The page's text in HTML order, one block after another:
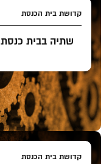
קדושת בית הכנסת
שתיה בבית כנסת
קדושת בית הכנסת